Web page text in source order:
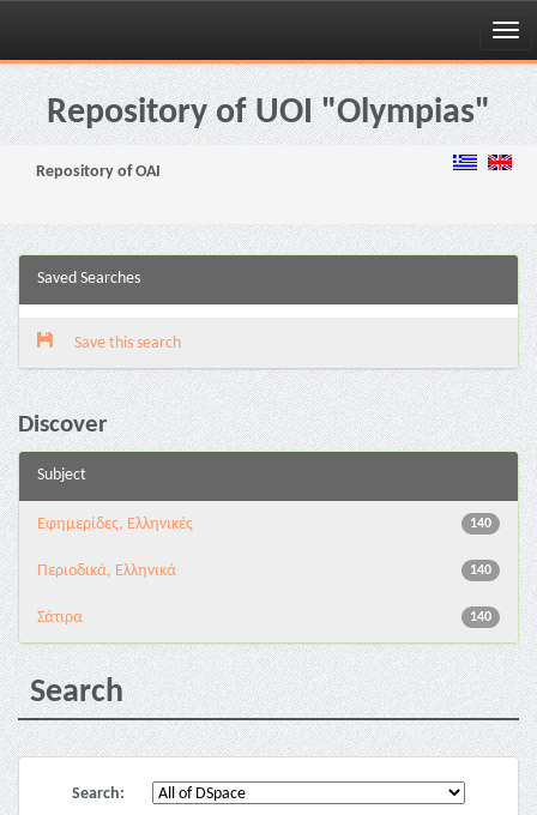
Skip
navigationRepository of UOI "Olympias"
Repository of OAI
Saved Searches
Save this search
Discover
Subject
140
Εφημερίδες, Ελληνικές
140
Περιοδικά, Ελληνικά
140
Σάτιρα
Search
Search: